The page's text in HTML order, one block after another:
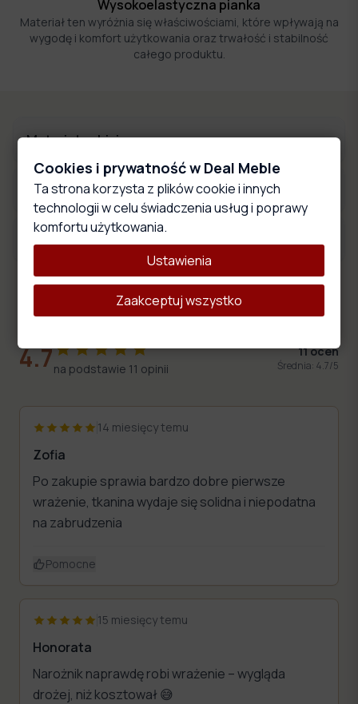
Wysokoelastyczna pianka
Materiał ten wyróżnia się właściwościami, które wpływają na
wygodę i komfort użytkowania oraz trwałość i stabilność
całego produktu.
Materiały obiciowe
Wymiary produktu
Opis produktu
Oceny i opinie
4.7na podstawie 11 opinii
11ocen
Średnia: 4.7/5
14 miesięcy temu
Zofia
Po zakupie sprawia bardzo dobre pierwsze
wrażenie, tkanina wydaje się solidna i niepodatna
na zabrudzenia
Pomocne
15 miesięcy temu
Honorata
Narożnik naprawdę robi wrażenie – wygląda
drożej, niż kosztował 😅
Cookies i prywatność w Deal Meble
Ta strona korzysta z plików cookie i innych
technologii w celu świadczenia usług i poprawy
komfortu użytkowania.
Ustawienia
Zaakceptuj wszystko